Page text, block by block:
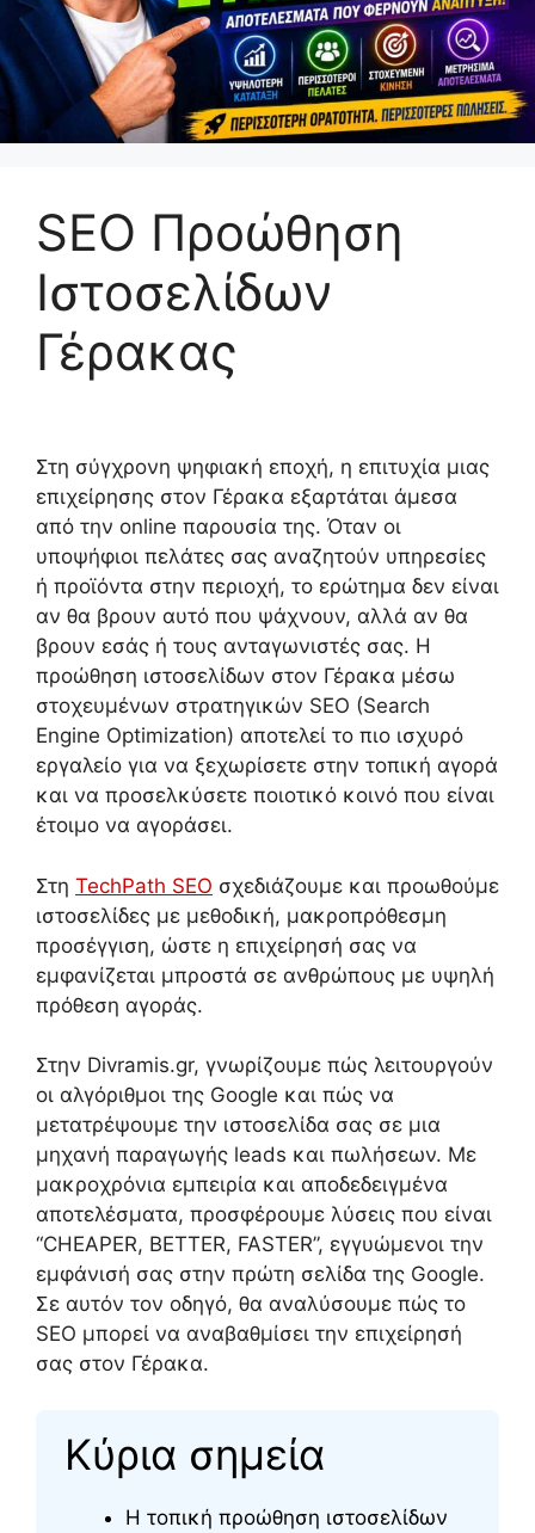
SEO Προώθηση
Ιστοσελίδων
Γέρακας
Στη σύγχρονη ψηφιακή εποχή, η επιτυχία μιας
επιχείρησης στον Γέρακα εξαρτάται άμεσα
από την online παρουσία της. Όταν οι
υποψήφιοι πελάτες σας αναζητούν υπηρεσίες
ή προϊόντα στην περιοχή, το ερώτημα δεν είναι
αν θα βρουν αυτό που ψάχνουν, αλλά αν θα
βρουν εσάς ή τους ανταγωνιστές σας. Η
προώθηση ιστοσελίδων στον Γέρακα μέσω
στοχευμένων στρατηγικών SEO (Search
Engine Optimization) αποτελεί το πιο ισχυρό
εργαλείο για να ξεχωρίσετε στην τοπική αγορά
και να προσελκύσετε ποιοτικό κοινό που είναι
έτοιμο να αγοράσει.
Στη TechPath SEO σχεδιάζουμε και προωθούμε
ιστοσελίδες με μεθοδική, μακροπρόθεσμη
προσέγγιση, ώστε η επιχείρησή σας να
εμφανίζεται μπροστά σε ανθρώπους με υψηλή
πρόθεση αγοράς.
Στην Divramis.gr, γνωρίζουμε πώς λειτουργούν
οι αλγόριθμοι της Google και πώς να
μετατρέψουμε την ιστοσελίδα σας σε μια
μηχανή παραγωγής leads και πωλήσεων. Με
μακροχρόνια εμπειρία και αποδεδειγμένα
αποτελέσματα, προσφέρουμε λύσεις που είναι
“CHEAPER, BETTER, FASTER”, εγγυώμενοι την
εμφάνισή σας στην πρώτη σελίδα της Google.
Σε αυτόν τον οδηγό, θα αναλύσουμε πώς το
SEO μπορεί να αναβαθμίσει την επιχείρησή
σας στον Γέρακα.
Κύρια σημεία
Η τοπική προώθηση ιστοσελίδων